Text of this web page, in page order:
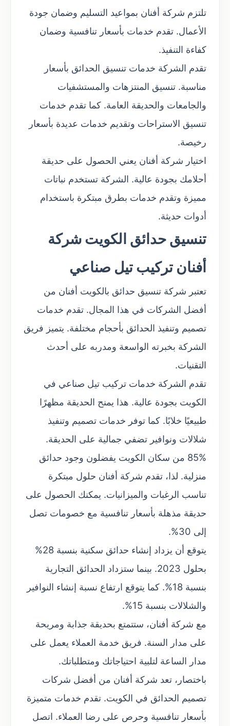
تلتزم شركة أفنان بمواعيد التسليم وضمان جودة
الأعمال. تقدم خدمات بأسعار تنافسية وضمان
كفاءة التنفيذ.
تقدم الشركة خدمات تنسيق الحدائق بأسعار
مناسبة. تنسيق المنتزهات والمستشفيات
والجامعات والحديقة العامة. كما تقدم خدمات
تنسيق الاستراحات وتقديم خدمات عديدة بأسعار
رخيصة.
اختيار شركة أفنان يعني الحصول على حديقة
أحلامك بجودة عالية. الشركة تستخدم نباتات
مميزة وتقدم خدمات بطرق مبتكرة باستخدام
أدوات حديثة.
تنسيق حدائق الكويت شركة
أفنان تركيب تيل صناعي
تعتبر شركة تنسيق حدائق بالكويت أفنان من
أفضل الشركات في هذا المجال. تقدم خدمات
تصميم وتنفيذ الحدائق بأحجام مختلفة. يتميز فريق
الشركة بخبرته الواسعة ومدربه على أحدث
التقنيات.
تقدم الشركة خدمات تركيب تيل صناعي في
الكويت بجودة عالية. هذا يمنح الحديقة مظهرًا
طبيعيًا خلابًا. كما توفر خدمات تصميم وتنفيذ
شلالات ونوافير تضفي جمالية على الحديقة.
85% من سكان الكويت يفضلون وجود حدائق
منزلية. لذا، تقدم شركة أفنان حلول مبتكرة
تناسب الرغبات والميزانيات. يمكنك الحصول على
حديقة مذهلة بأسعار تنافسية مع خصومات تصل
إلى 30%.
يتوقع أن يزداد إنشاء حدائق سكنية بنسبة 28%
بحلول 2023. بينما ستزداد الحدائق التجارية
بنسبة 18%. كما يتوقع ارتفاع نسبة إنشاء النوافير
والشلالات بنسبة 15%.
مع شركة أفنان، ستتمتع بحديقة جذابة ومريحة
على مدار السنة. فريق خدمة العملاء يعمل على
مدار الساعة لتلبية احتياجاتك ومتطلباتك.
باختصار، تعد شركة أفنان من أفضل شركات
تصميم الحدائق في الكويت. تقدم خدمات متميزة
بأسعار تنافسية وحرص على رضا العملاء. اتصل